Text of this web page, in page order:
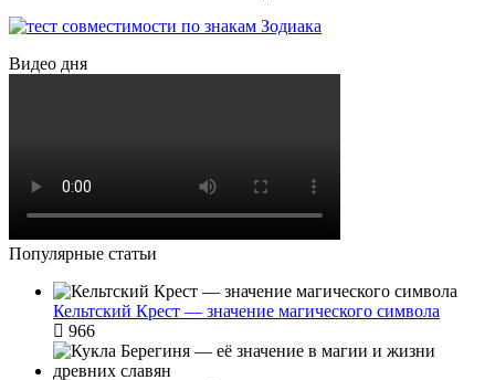
Видео дня
Популярные статьи
Кельтский Крест — значение магического символа
966